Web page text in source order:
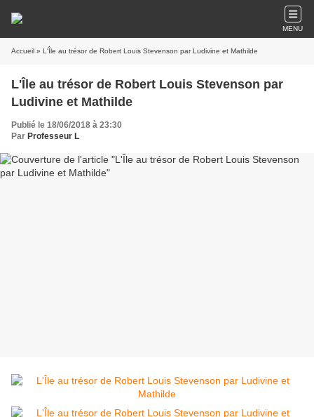
MENU
Accueil » L'Île au trésor de Robert Louis Stevenson par Ludivine et Mathilde
L'Île au trésor de Robert Louis Stevenson par
Ludivine et Mathilde
Publié le 18/06/2018 à 23:30
Par Professeur L